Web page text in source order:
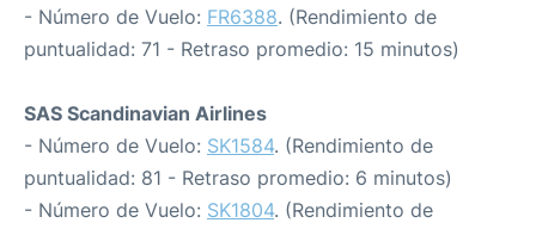
- Número de Vuelo: FR6388. (Rendimiento de
puntualidad: 71 - Retraso promedio: 15 minutos)
SAS Scandinavian Airlines
- Número de Vuelo: SK1584. (Rendimiento de
puntualidad: 81 - Retraso promedio: 6 minutos)
- Número de Vuelo: SK1804. (Rendimiento de